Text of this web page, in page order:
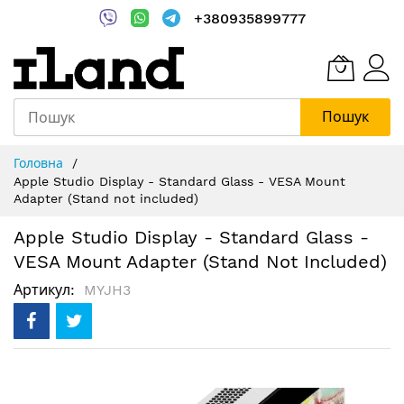
+380935899777
Пошук
Content
Головна
Apple Studio Display - Standard Glass - VESA Mount
Adapter (Stand not included)
Apple Studio Display - Standard Glass -
VESA Mount Adapter (Stand Not Included)
Артикул MYJH3